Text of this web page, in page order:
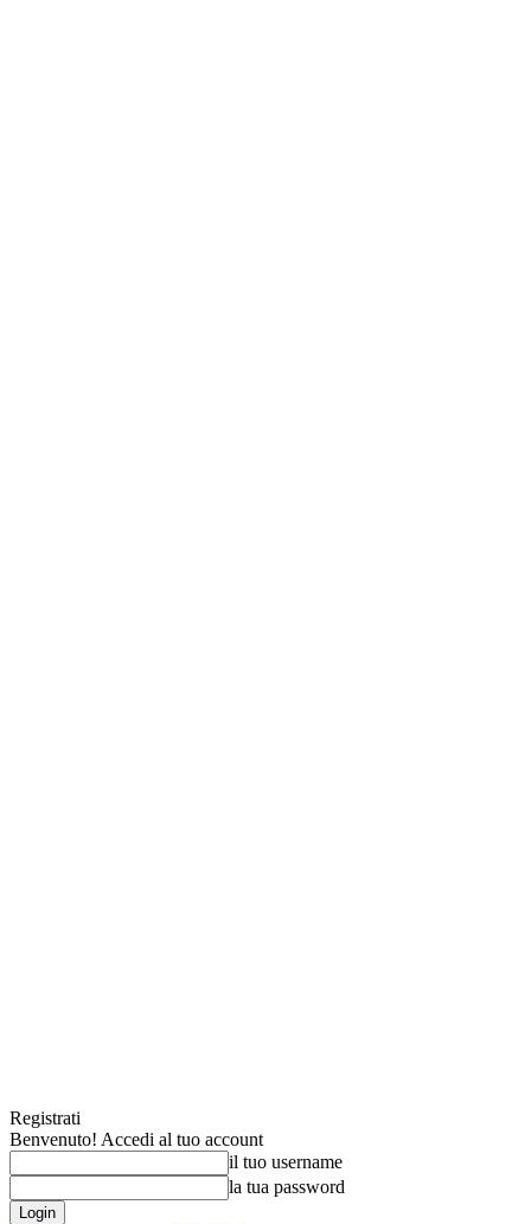
Registrati
Benvenuto! Accedi al tuo account
il tuo username
la tua password